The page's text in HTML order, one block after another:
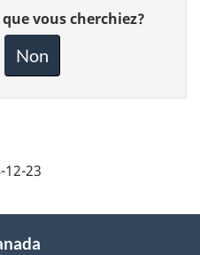
vous cherchiez?
Non
12-23